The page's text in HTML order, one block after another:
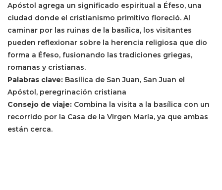
Apóstol agrega un significado espiritual a Éfeso, una
ciudad donde el cristianismo primitivo floreció. Al
caminar por las ruinas de la basílica, los visitantes
pueden reflexionar sobre la herencia religiosa que dio
forma a Éfeso, fusionando las tradiciones griegas,
romanas y cristianas.
Palabras clave: Basílica de San Juan, San Juan el
Apóstol, peregrinación cristiana
Consejo de viaje: Combina la visita a la basílica con un
recorrido por la Casa de la Virgen María, ya que ambas
están cerca.